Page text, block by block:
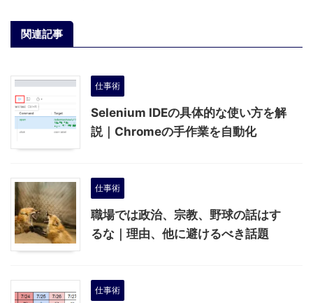
関連記事
仕事術
Selenium IDEの具体的な使い方を解
説｜Chromeの手作業を自動化
仕事術
職場では政治、宗教、野球の話はす
るな｜理由、他に避けるべき話題
仕事術